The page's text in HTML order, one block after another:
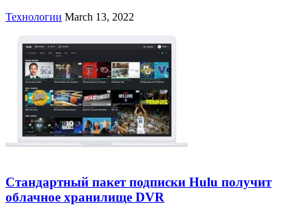
Технологии March 13, 2022
Стандартный пакет подписки Hulu получит
облачное хранилище DVR